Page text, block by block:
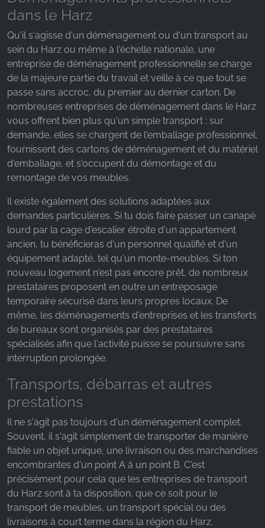
dans le Harz
Qu'il s'agisse d'un déménagement ou d'un transport au
sein du Harz ou même à l'échelle nationale, une
entreprise de déménagement professionnelle se charge
de la majeure partie du travail et veille à ce que tout se
passe sans accroc, du premier au dernier carton. De
nombreuses entreprises de déménagement dans le Harz
vous offrent bien plus qu'un simple transport : sur
demande, elles se chargent de l'emballage professionnel,
fournissent des cartons de déménagement et du matériel
d'emballage, et s'occupent du démontage et du
remontage de vos meubles.
Il existe également des solutions adaptées aux
demandes particulières. Si tu dois faire passer un canapé
lourd par la cage d'escalier étroite d'un appartement
ancien, tu bénéficieras d'un personnel qualifié et d'un
équipement adapté, tel qu'un monte-meubles. Si ton
nouveau logement n'est pas encore prêt, de nombreux
prestataires proposent en outre un entreposage
temporaire sécurisé dans leurs propres locaux. De
même, les déménagements d'entreprises et les transferts
de bureaux sont organisés par des prestataires
spécialisés afin que l'activité puisse se poursuivre sans
interruption prolongée.
Transports, débarras et autres
prestations
Il ne s'agit pas toujours d'un déménagement complet.
Souvent, il s'agit simplement de transporter de manière
fiable un objet unique, une livraison ou des marchandises
encombrantes d'un point A à un point B. C'est
précisément pour cela que les entreprises de transport
du Harz sont à ta disposition, que ce soit pour le
transport de meubles, un transport spécial ou des
livraisons à court terme dans la région du Harz.
Name:
_fbp, fr, _fbq, fbq
Provider:
Facebook Ireland Ltd.
Purpose:
Mesure de la publicité et marketing
Cookie duration:
3 mois - 1 an
Les cookies statistiques collectent des
informations de manière anonyme. Ces
informations nous aident à comprendre comment
nos visiteurs utilisent notre site web.
Google Analytics
Name:
_ga, _gid, _gac_gb_
Provider:
Google LLC
Collecte de statistiques sur l'utilisation du site web
Cookie duration:
24 heures - 2 ans